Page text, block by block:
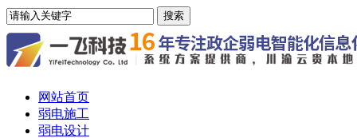
网站首页
弱电施工
弱电设计